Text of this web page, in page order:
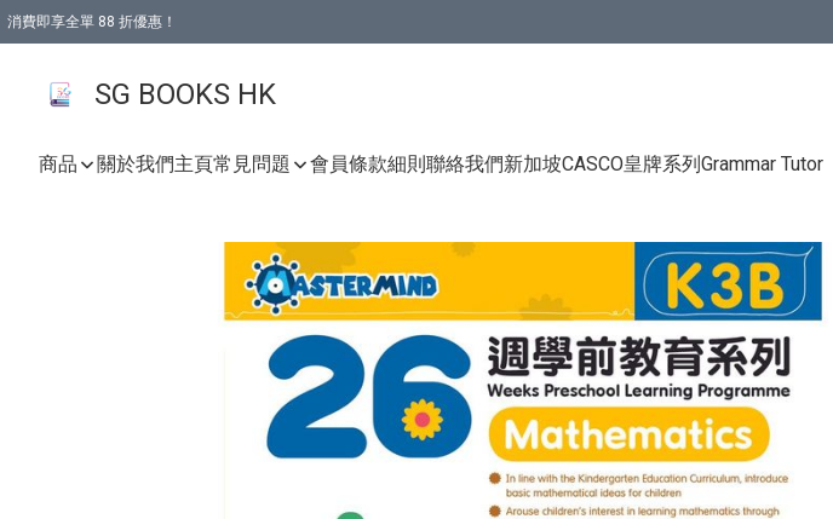
消費即享全單 88 折優惠！
SG BOOKS HK
商品 關於我們主頁常見問題 會員條款細則聯絡我們新加坡CASCO皇牌系列Grammar Tutor